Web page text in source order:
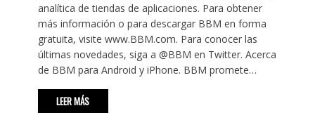
analítica de tiendas de aplicaciones. Para obtener
más información o para descargar BBM en forma
gratuita, visite www.BBM.com. Para conocer las
últimas novedades, siga a @BBM en Twitter. Acerca
de BBM para Android y iPhone. BBM promete…
LEER MÁS